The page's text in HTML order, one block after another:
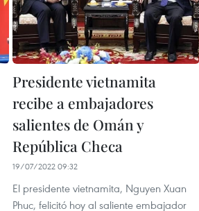
Presidente vietnamita
recibe a embajadores
salientes de Omán y
República Checa
19/07/2022 09:32
El presidente vietnamita, Nguyen Xuan
Phuc, felicitó hoy al saliente embajador